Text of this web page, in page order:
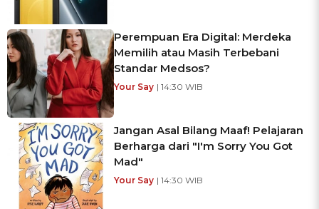
Perempuan Era Digital: Merdeka
Memilih atau Masih Terbebani
Standar Medsos?
Your Say | 14:30 WIB
Jangan Asal Bilang Maaf! Pelajaran
Berharga dari "I'm Sorry You Got
Mad"
Your Say | 14:30 WIB